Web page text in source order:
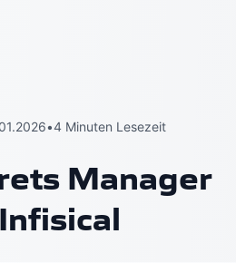
•4 Minuten Lesezeit
Manager